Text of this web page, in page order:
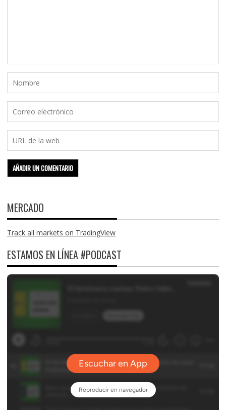
MERCADO
Track all markets on TradingView
ESTAMOS EN LÍNEA #PODCAST